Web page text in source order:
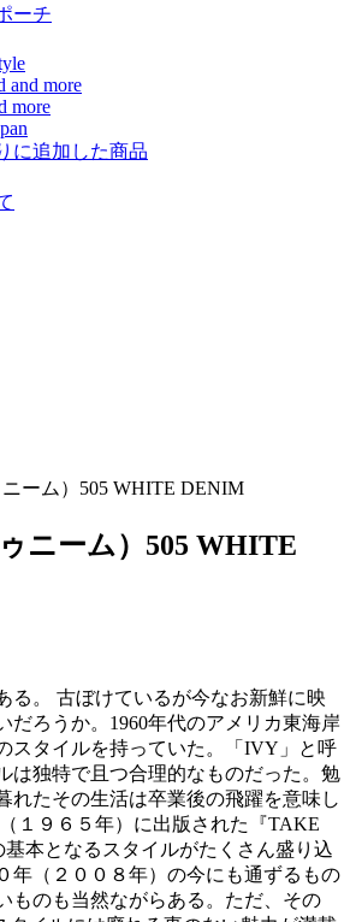
ーチ
and more
more
に追加した商品
ーム）505 WHITE DENIM
ニーム）505 WHITE
る。 古ぼけているが今なお新鮮に映
だろうか。1960年代のアメリカ東海岸
スタイルを持っていた。「IVY」と呼
は独特で且つ合理的なものだった。勉
れたその生活は卒業後の飛躍を意味し
１９６５年）に出版された『TAKE
本となるスタイルがたくさん盛り込
年（２００８年）の今にも通ずるもの
ものも当然ながらある。ただ、その